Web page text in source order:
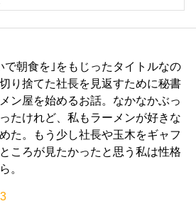
で朝食を｣をもじったタイトルなの
り捨てた社長を見返すために秘書
ン屋を始めるお話。なかなかぶっ
たけれど、私もラーメンが好きな
た。もう少し社長や玉木をギャフ
ころが見たかったと思う私は性格
。